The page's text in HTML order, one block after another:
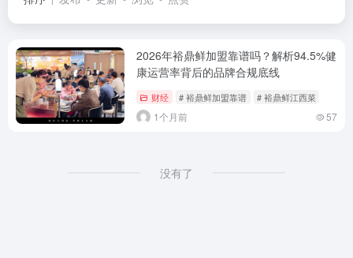
2026年裕鼎鲜加盟靠谱吗？解析94.5%健
康运营率背后的品牌合规底线
财经 # 裕鼎鲜加盟靠谱 # 裕鼎鲜江西菜
1个月前 57
没有了